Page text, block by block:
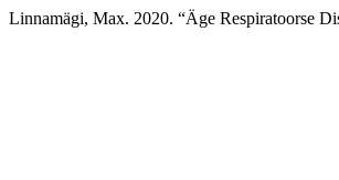
Linnamägi, Max. 2020. “Äge Respiratoorse